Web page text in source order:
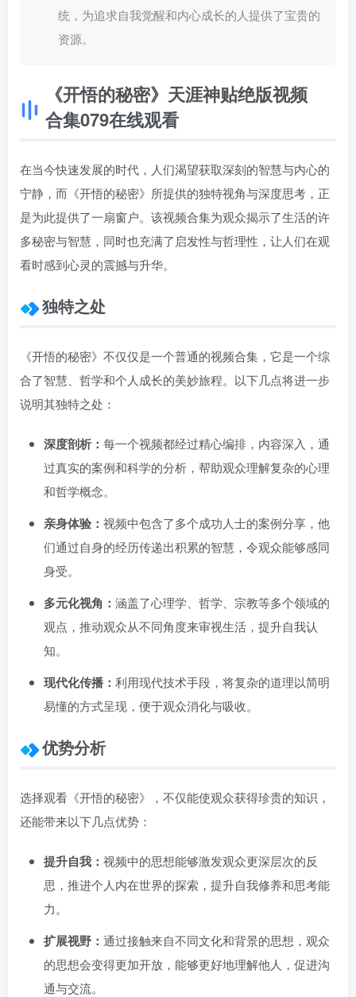
统，为追求自我觉醒和内心成长的人提供了宝贵的
资源。
《开悟的秘密》天涯神贴绝版视频
合集079在线观看
在当今快速发展的时代，人们渴望获取深刻的智慧与内心的
宁静，而《开悟的秘密》所提供的独特视角与深度思考，正
是为此提供了一扇窗户。该视频合集为观众揭示了生活的许
多秘密与智慧，同时也充满了启发性与哲理性，让人们在观
看时感到心灵的震撼与升华。
独特之处
《开悟的秘密》不仅仅是一个普通的视频合集，它是一个综
合了智慧、哲学和个人成长的美妙旅程。以下几点将进一步
说明其独特之处：
深度剖析： 每一个视频都经过精心编排，内容深入，通
过真实的案例和科学的分析，帮助观众理解复杂的心理
和哲学概念。
亲身体验： 视频中包含了多个成功人士的案例分享，他
们通过自身的经历传递出积累的智慧，令观众能够感同
身受。
多元化视角： 涵盖了心理学、哲学、宗教等多个领域的
观点，推动观众从不同角度来审视生活，提升自我认
知。
现代化传播： 利用现代技术手段，将复杂的道理以简明
易懂的方式呈现，便于观众消化与吸收。
优势分析
选择观看《开悟的秘密》，不仅能使观众获得珍贵的知识，
还能带来以下几点优势：
提升自我： 视频中的思想能够激发观众更深层次的反
思，推进个人内在世界的探索，提升自我修养和思考能
力。
扩展视野： 通过接触来自不同文化和背景的思想，观众
的思想会变得更加开放，能够更好地理解他人，促进沟
通与交流。